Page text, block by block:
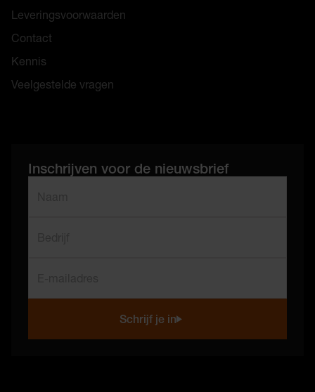
Leveringsvoorwaarden
Contact
Kennis
Veelgestelde vragen
Inschrijven voor de nieuwsbrief
Schrijf je in